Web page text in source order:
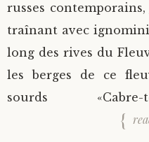
russes
traînant avec
long des rives du
les berges de ce
sourds